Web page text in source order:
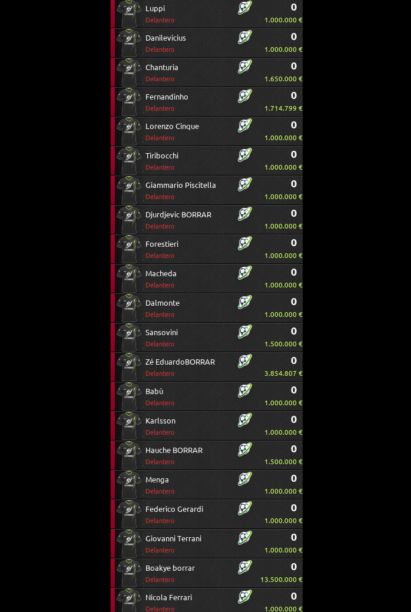
Luppi
Delantero
0
1.000.000 €
Danilevicius
Delantero
0
1.000.000 €
Chanturia
Delantero
0
1.650.000 €
Fernandinho
Delantero
0
1.714.799 €
Lorenzo Cinque
Delantero
0
1.000.000 €
Tiribocchi
Delantero
0
1.000.000 €
Giammario Piscitella
Delantero
0
1.000.000 €
Djurdjevic BORRAR
Delantero
0
1.000.000 €
Forestieri
Delantero
0
1.000.000 €
Macheda
Delantero
0
1.000.000 €
Dalmonte
Delantero
0
1.000.000 €
Sansovini
Delantero
0
1.500.000 €
Zé EduardoBORRAR
Delantero
0
3.854.807 €
Babù
Delantero
0
1.000.000 €
Karlsson
Delantero
0
1.000.000 €
Hauche BORRAR
Delantero
0
1.500.000 €
Menga
Delantero
0
1.000.000 €
Federico Gerardi
Delantero
0
1.000.000 €
Giovanni Terrani
Delantero
0
1.000.000 €
Boakye borrar
Delantero
0
13.500.000 €
Nicola Ferrari
Delantero
0
1.000.000 €